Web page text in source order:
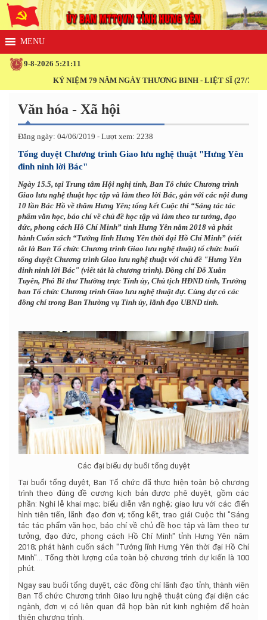
9-8-2026 5:21:11
KỶ NIỆM 79 NĂM NGÀY THƯƠNG BINH - LIỆT SĨ (27/7/1947 -
Văn hóa - Xã hội
Đăng ngày: 04/06/2019 - Lượt xem: 2238
Tổng duyệt Chương trình Giao lưu nghệ thuật "Hưng Yên
đinh ninh lời Bác"
Ngày 15.5, tại Trung tâm Hội nghị tỉnh, Ban Tổ chức Chương trình
Giao lưu nghệ thuật học tập và làm theo lời Bác, gắn với các nội dung
10 lần Bác Hồ về thăm Hưng Yên; tổng kết Cuộc thi “Sáng tác tác
phẩm văn học, báo chí về chủ đề học tập và làm theo tư tưởng, đạo
đức, phong cách Hồ Chí Minh” tỉnh Hưng Yên năm 2018 và phát
hành Cuốn sách “Tướng lĩnh Hưng Yên thời đại Hồ Chí Minh” (viết
tắt là Ban Tổ chức Chương trình Giao lưu nghệ thuật) tổ chức buổi
tổng duyệt Chương trình Giao lưu nghệ thuật với chủ đề "Hưng Yên
đinh ninh lời Bác" (viết tắt là chương trình). Đồng chí Đỗ Xuân
Tuyên, Phó Bí thư Thường trực Tỉnh ủy, Chủ tịch HĐND tỉnh, Trưởng
ban Tổ chức Chương trình Giao lưu nghệ thuật dự. Cùng dự có các
đồng chí trong Ban Thường vụ Tỉnh ủy, lãnh đạo UBND tỉnh.
Các đại biểu dự buổi tổng duyệt
Tại buổi tổng duyệt, Ban Tổ chức đã thực hiện toàn bộ chương
trình theo đúng đề cương kịch bản được phê duyệt, gồm các
phần: Nghi lễ khai mạc; biểu diễn văn nghệ; giao lưu với các điển
hình tiên tiến, lãnh đạo đơn vị; tổng kết, trao giải Cuộc thi "Sáng
tác tác phẩm văn học, báo chí về chủ đề học tập và làm theo tư
tưởng, đạo đức, phong cách Hồ Chí Minh" tỉnh Hưng Yên năm
2018; phát hành cuốn sách "Tướng lĩnh Hưng Yên thời đại Hồ Chí
Minh"… Tổng thời lượng của toàn bộ chương trình dự kiến là 100
phút.
Ngay sau buổi tổng duyệt, các đồng chí lãnh đạo tỉnh, thành viên
Ban Tổ chức Chương trình Giao lưu nghệ thuật cùng đại diện các
ngành, đơn vị có liên quan đã họp bàn rút kinh nghiệm để hoàn
thiện chương trình.